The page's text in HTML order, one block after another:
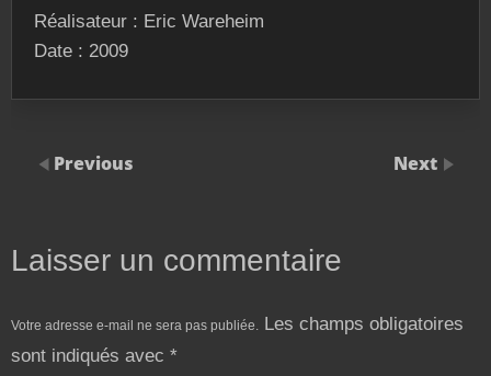
Réalisateur : Eric Wareheim
Date : 2009
Previous Next
Laisser un commentaire
Votre adresse e-mail ne sera pas publiée. Les champs obligatoires
sont indiqués avec *